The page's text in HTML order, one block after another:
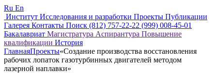
Ru En
Институт Исследования и разработки Проекты Публикации
Галерея Контакты Поиск (812) 757-22-22 (999) 008-45-01
Бакалавриат Магистратура Аспирантура Повышение
квалификации История
ГлавнаяПроекты«Создание производства восстановления
рабочих лопаток газотурбинных двигателей методом
лазерной наплавки»